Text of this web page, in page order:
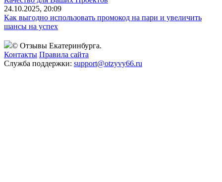
24.10.2025, 20:09
Как выгодно использовать промокод на пари и увеличить
шансы на успех
© Отзывы Екатеринбурга.
Контакты Правила сайта
Служба поддержки: support@otzyvy66.ru